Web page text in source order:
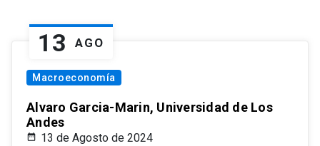
13 AGO
Macroeconomía
Alvaro Garcia-Marin, Universidad de Los
Andes
13 de Agosto de 2024